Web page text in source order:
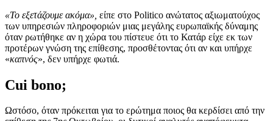
«Το εξετάζουμε ακόμα», είπε στο Politico ανώτατος αξιωματούχος
των υπηρεσιών πληροφοριών μιας μεγάλης ευρωπαϊκής δύναμης
όταν ρωτήθηκε αν η χώρα του πίστευε ότι το Κατάρ είχε εκ των
προτέρων γνώση της επίθεσης, προσθέτοντας ότι αν και υπήρχε
«καπνός», δεν υπήρχε φωτιά.
Cui bono;
Ωστόσο, όταν πρόκειται για το ερώτημα ποιος θα κερδίσει από την